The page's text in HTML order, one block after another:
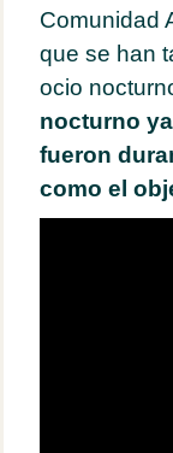
Comunidad
que se han
ocio
nocturno
fueron
como el